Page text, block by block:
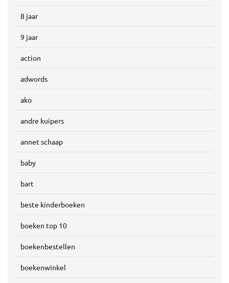
8 jaar
9 jaar
action
adwords
ako
andre kuipers
annet schaap
baby
bart
beste kinderboeken
boeken top 10
boekenbestellen
boekenwinkel